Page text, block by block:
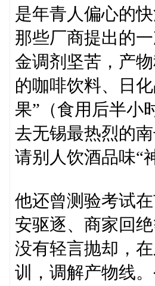
是年青人偏心的
那些厂商提出的
金调剂坚苦，产
的咖啡饮料、日
果”（食用后半小
去无锡最热烈的
请别人饮酒品味“
他还曾测验考试
安驱逐、商家回
没有轻言抛却，
训，调解产物线